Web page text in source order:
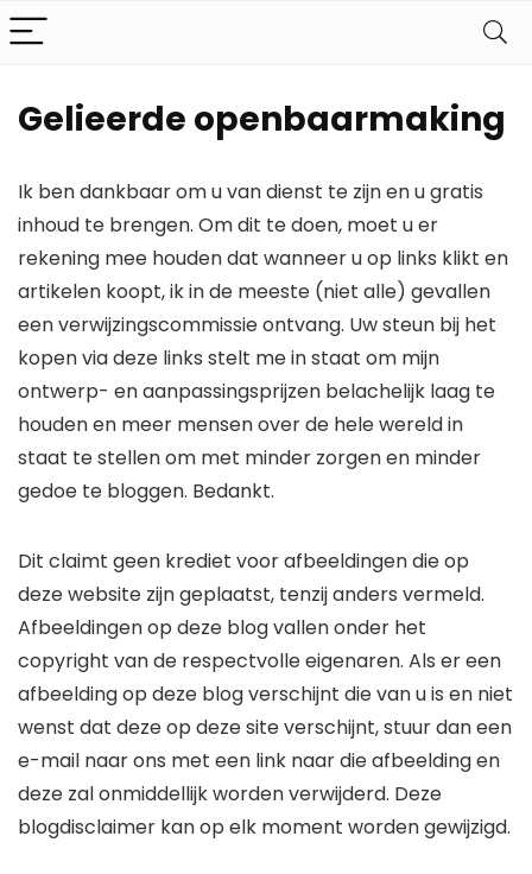
Gelieerde openbaarmaking
Ik ben dankbaar om u van dienst te zijn en u gratis
inhoud te brengen. Om dit te doen, moet u er
rekening mee houden dat wanneer u op links klikt en
artikelen koopt, ik in de meeste (niet alle) gevallen
een verwijzingscommissie ontvang. Uw steun bij het
kopen via deze links stelt me in staat om mijn
ontwerp- en aanpassingsprijzen belachelijk laag te
houden en meer mensen over de hele wereld in
staat te stellen om met minder zorgen en minder
gedoe te bloggen. Bedankt.
Dit claimt geen krediet voor afbeeldingen die op
deze website zijn geplaatst, tenzij anders vermeld.
Afbeeldingen op deze blog vallen onder het
copyright van de respectvolle eigenaren. Als er een
afbeelding op deze blog verschijnt die van u is en niet
wenst dat deze op deze site verschijnt, stuur dan een
e-mail naar ons met een link naar die afbeelding en
deze zal onmiddellijk worden verwijderd. Deze
blogdisclaimer kan op elk moment worden gewijzigd.